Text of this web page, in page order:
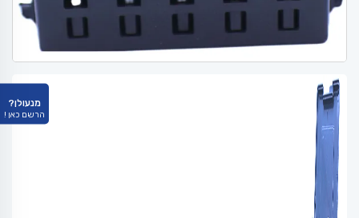
מנעולן?
הרשם כאן !